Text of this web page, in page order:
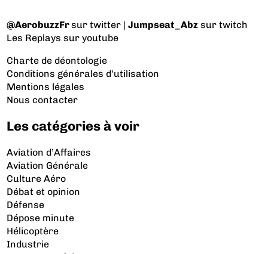
@AerobuzzFrsur twitter |Jumpseat_Abz sur twitch
Les Replays sur youtube
Charte de déontologie
Conditions générales d'utilisation
Mentions légales
Nous contacter
Les catégories à voir
Aviation d’Affaires
Aviation Générale
Culture Aéro
Débat et opinion
Défense
Dépose minute
Hélicoptère
Industrie